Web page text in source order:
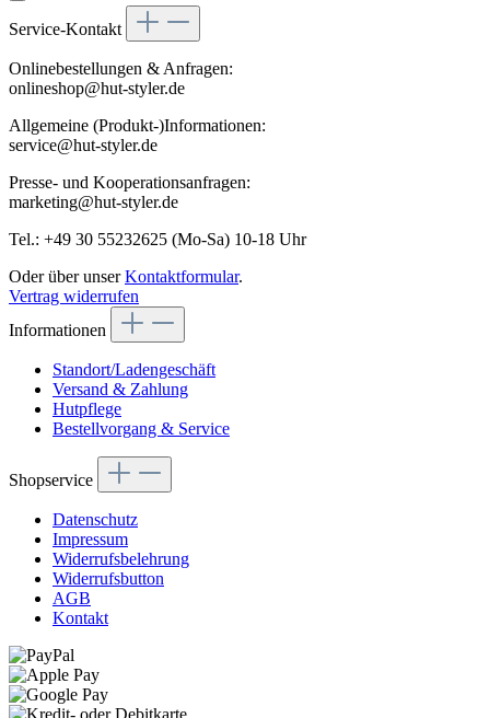
Service-Kontakt
Onlinebestellungen & Anfragen:
onlineshop@hut-styler.de
Allgemeine (Produkt-)Informationen:
service@hut-styler.de
Presse- und Kooperationsanfragen:
marketing@hut-styler.de
Tel.: +49 30 55232625 (Mo-Sa) 10-18 Uhr
Oder über unserKontaktformular.
Vertrag widerrufen
Informationen
Standort/Ladengeschäft
Versand & Zahlung
Hutpflege
Bestellvorgang & Service
Shopservice
Datenschutz
Impressum
Widerrufsbelehrung
Widerrufsbutton
AGB
Kontakt